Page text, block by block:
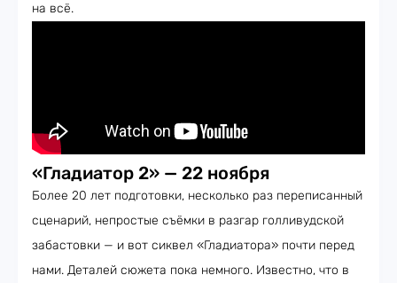
на всё.
«Гладиатор 2» — 22 ноября
Более 20 лет подготовки, несколько раз переписанный
сценарий, непростые съёмки в разгар голливудской
забастовки — и вот сиквел «Гладиатора» почти перед
нами. Деталей сюжета пока немного. Известно, что в